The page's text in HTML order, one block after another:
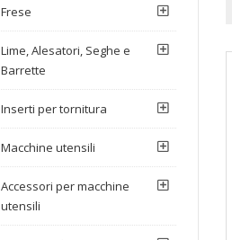
Frese
Lime, Alesatori, Seghe e
Barrette
Inserti per tornitura
Macchine utensili
Accessori per macchine
utensili